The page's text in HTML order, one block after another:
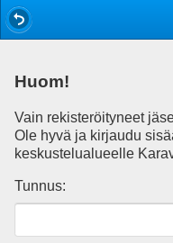
Huom!
Vain rekisteröityneet
Ole hyvä ja kirjaudu
keskustelualueelle
Tunnus: